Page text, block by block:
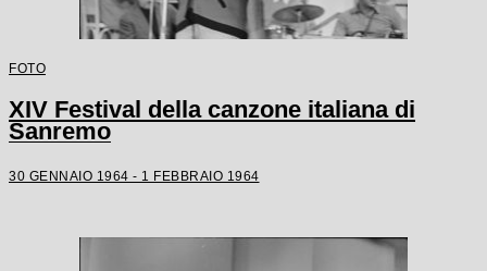
FOTO
XIV Festival della canzone italiana di
Sanremo
30 GENNAIO 1964 - 1 FEBBRAIO 1964